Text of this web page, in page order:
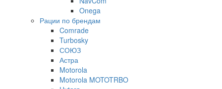
Onega
Рации по брендам
Comrade
Turbosky
СОЮЗ
Астра
Motorola
Motorola MOTOTRBO